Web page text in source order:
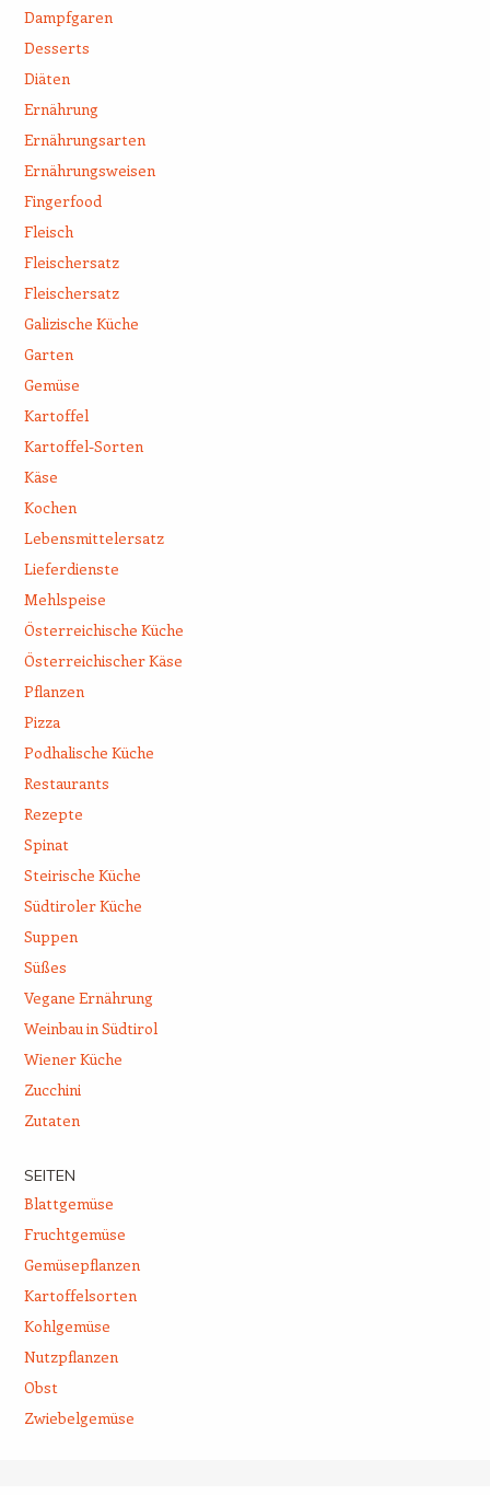
Dampfgaren
Desserts
Diäten
Ernährung
Ernährungsarten
Ernährungsweisen
Fingerfood
Fleisch
Fleischersatz
Fleischersatz
Galizische Küche
Garten
Gemüse
Kartoffel
Kartoffel-Sorten
Käse
Kochen
Lebensmittelersatz
Lieferdienste
Mehlspeise
Österreichische Küche
Österreichischer Käse
Pflanzen
Pizza
Podhalische Küche
Restaurants
Rezepte
Spinat
Steirische Küche
Südtiroler Küche
Suppen
Süßes
Vegane Ernährung
Weinbau in Südtirol
Wiener Küche
Zucchini
Zutaten
SEITEN
Blattgemüse
Fruchtgemüse
Gemüsepflanzen
Kartoffelsorten
Kohlgemüse
Nutzpflanzen
Obst
Zwiebelgemüse